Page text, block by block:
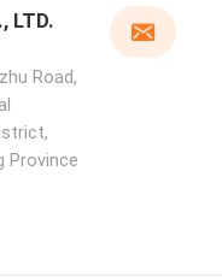
LTD.
Road,
Province